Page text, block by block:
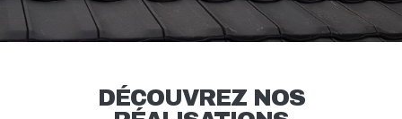
DÉCOUVREZ NOS